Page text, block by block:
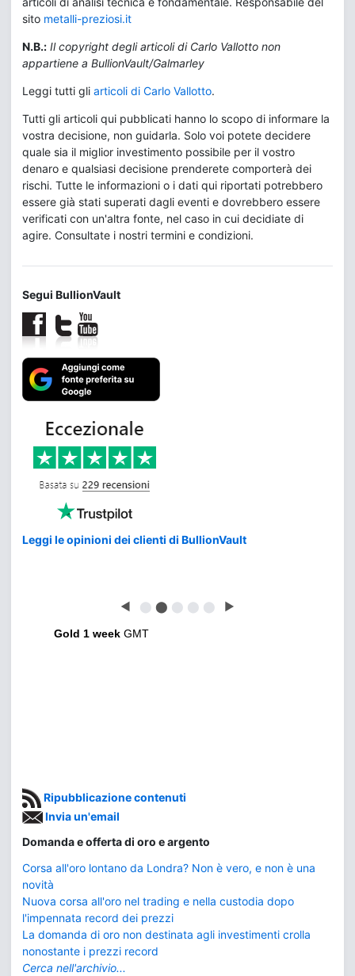
sito metalli-preziosi.it
N.B.: Il copyright degli articoli di Carlo Vallotto non
appartiene a BullionVault/Galmarley
Leggi tutti gli articoli di Carlo Vallotto.
Tutti gli articoli qui pubblicati hanno lo scopo di informare la
vostra decisione, non guidarla. Solo voi potete decidere
quale sia il miglior investimento possibile per il vostro
denaro e qualsiasi decisione prenderete comporterà dei
rischi. Tutte le informazioni o i dati qui riportati potrebbero
essere già stati superati dagli eventi e dovrebbero essere
verificati con un'altra fonte, nel caso in cui decidiate di
agire. Consultate i nostri termini e condizioni.
Segui BullionVault
Leggi le opinioni dei clienti di BullionVault
◀ ⬤ ⬤ ⬤ ⬤ ⬤ ▶
Gold 1 week GMT
Ripubblicazione contenuti
Invia un'email
Domanda e offerta di oro e argento
Corsa all'oro lontano da Londra? Non è vero, e non è una
novità
Nuova corsa all'oro nel trading e nella custodia dopo
l'impennata record dei prezzi
La domanda di oro non destinata agli investimenti crolla
nonostante i prezzi record
Cerca nell'archivio...